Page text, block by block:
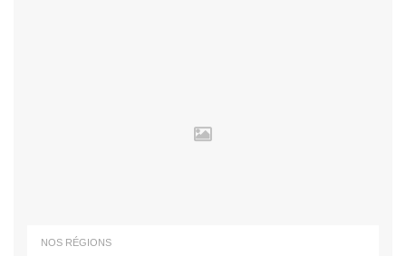
NOS RÉGIONS